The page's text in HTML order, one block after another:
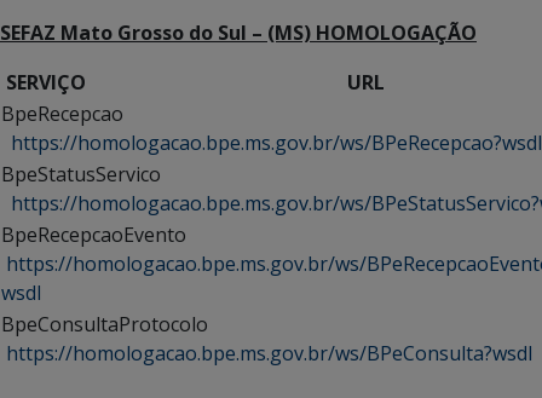
SEFAZ Mato Grosso do Sul – (MS) HOMOLOGAÇÃO
SERVIÇO URL
BpeRecepcao
https://homologacao.bpe.ms.gov.br/ws/BPeRecepcao?wsdl
BpeStatusServico
https://homologacao.bpe.ms.gov.br/ws/
BpeRecepcaoEvento
https://homologacao.bpe.ms.gov.br/ws/
wsdl
BpeConsultaProtocolo
https://homologacao.bpe.ms.gov.br/ws/BPeConsulta?wsdl